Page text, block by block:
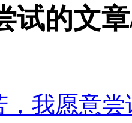
试的文
，我愿意尝